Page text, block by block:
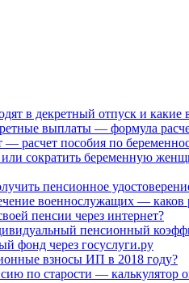
в декретный отпуск и
выплаты — формула
— расчет пособия по
сократить беременную
пенсионное
военнослужащих — каков
пенсии через интернет?
пенсионный
фонд через госуслуги.ру
взносы ИП в 2018 году?
по старости — калькулятор